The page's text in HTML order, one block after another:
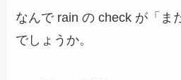
なんで rain の check が「ま
でしょうか。